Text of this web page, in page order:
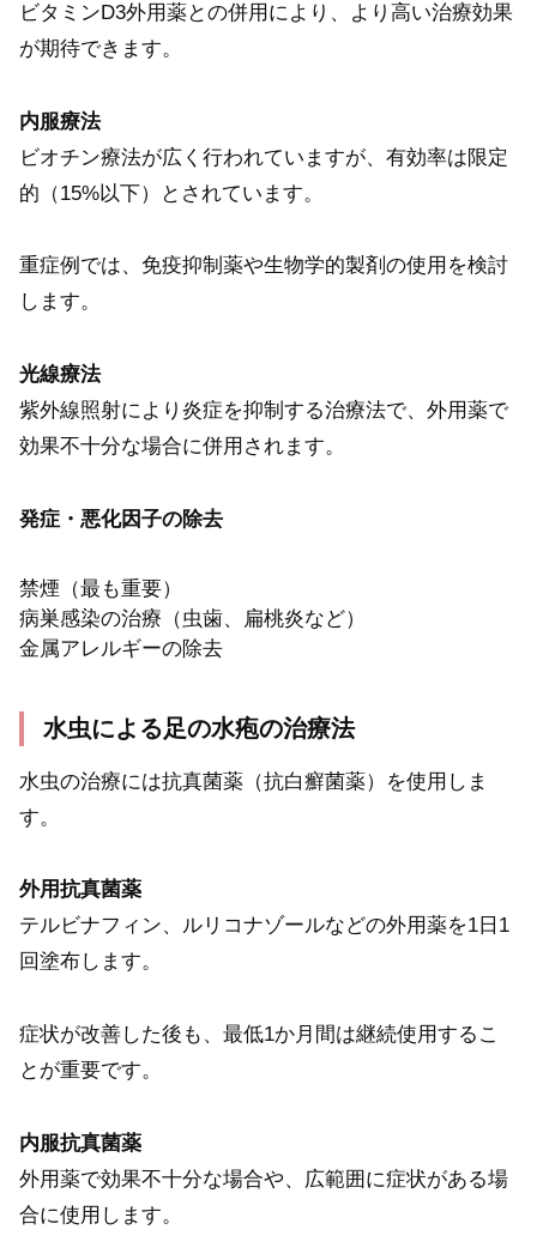
ビタミンD3外用薬との併用により、より高い治療効果
が期待できます。
内服療法
ビオチン療法が広く行われていますが、有効率は限定
的（15%以下）とされています。
重症例では、免疫抑制薬や生物学的製剤の使用を検討
します。
光線療法
紫外線照射により炎症を抑制する治療法で、外用薬で
効果不十分な場合に併用されます。
発症・悪化因子の除去
禁煙（最も重要）
病巣感染の治療（虫歯、扁桃炎など）
金属アレルギーの除去
水虫による足の水疱の治療法
水虫の治療には抗真菌薬（抗白癬菌薬）を使用しま
す。
外用抗真菌薬
テルビナフィン、ルリコナゾールなどの外用薬を1日1
回塗布します。
症状が改善した後も、最低1か月間は継続使用するこ
とが重要です。
内服抗真菌薬
外用薬で効果不十分な場合や、広範囲に症状がある場
合に使用します。